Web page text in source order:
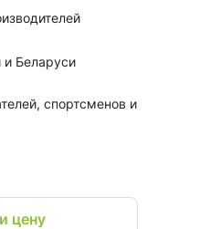
и Беларуси
спортсменов и
цену